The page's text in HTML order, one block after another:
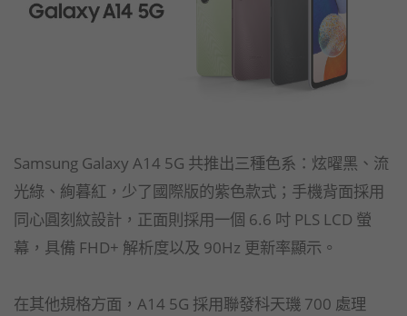
Samsung Galaxy A14 5G 共推出三種色系：炫曜黑、流
光綠、絢暮紅，少了國際版的紫色款式；手機背面採用
同心圓刻紋設計，正面則採用一個 6.6 吋 PLS LCD 螢
幕，具備 FHD+ 解析度以及 90Hz 更新率顯示。
在其他規格方面，A14 5G 採用聯發科天璣 700 處理